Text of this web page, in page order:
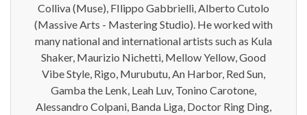
Colliva (Muse), FIlippo Gabbrielli, Alberto Cutolo
(Massive Arts - Mastering Studio). He worked with
many national and international artists such as Kula
Shaker, Maurizio Nichetti, Mellow Yellow, Good
Vibe Style, Rigo, Murubutu, An Harbor, Red Sun,
Gamba the Lenk, Leah Luv, Tonino Carotone,
Alessandro Colpani, Banda Liga, Doctor Ring Ding,